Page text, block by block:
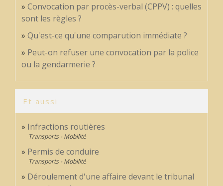
Convocation par procès-verbal (CPPV) : quelles
sont les règles ?
Qu'est-ce qu'une comparution immédiate ?
Peut-on refuser une convocation par la police
ou la gendarmerie ?
Et aussi
Infractions routières
Transports - Mobilité
Permis de conduire
Transports - Mobilité
Déroulement d'une affaire devant le tribunal